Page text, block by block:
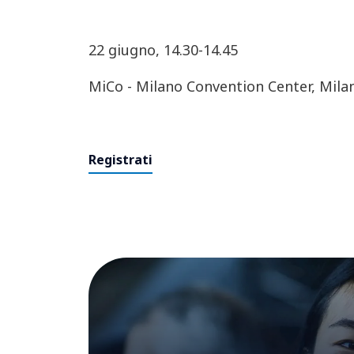
22 giugno, 14.30-14.45
MiCo - Milano Convention Center,
Registrati